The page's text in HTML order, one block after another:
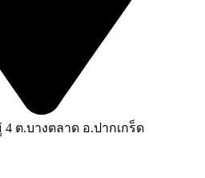
4 ต.บางตลาด อ.ปากเกร็ด